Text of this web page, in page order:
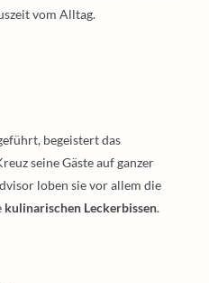
vom Alltag.
begeistert das
seine Gäste auf ganzer
loben sie vor allem die
kulinarischen Leckerbissen.